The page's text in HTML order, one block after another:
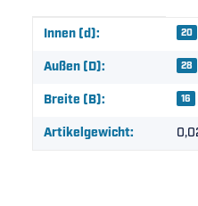
Produkteigenschaft
Wert
Innen (d): 20
Außen (D): 28
Breite (B): 16
Artikelgewicht: